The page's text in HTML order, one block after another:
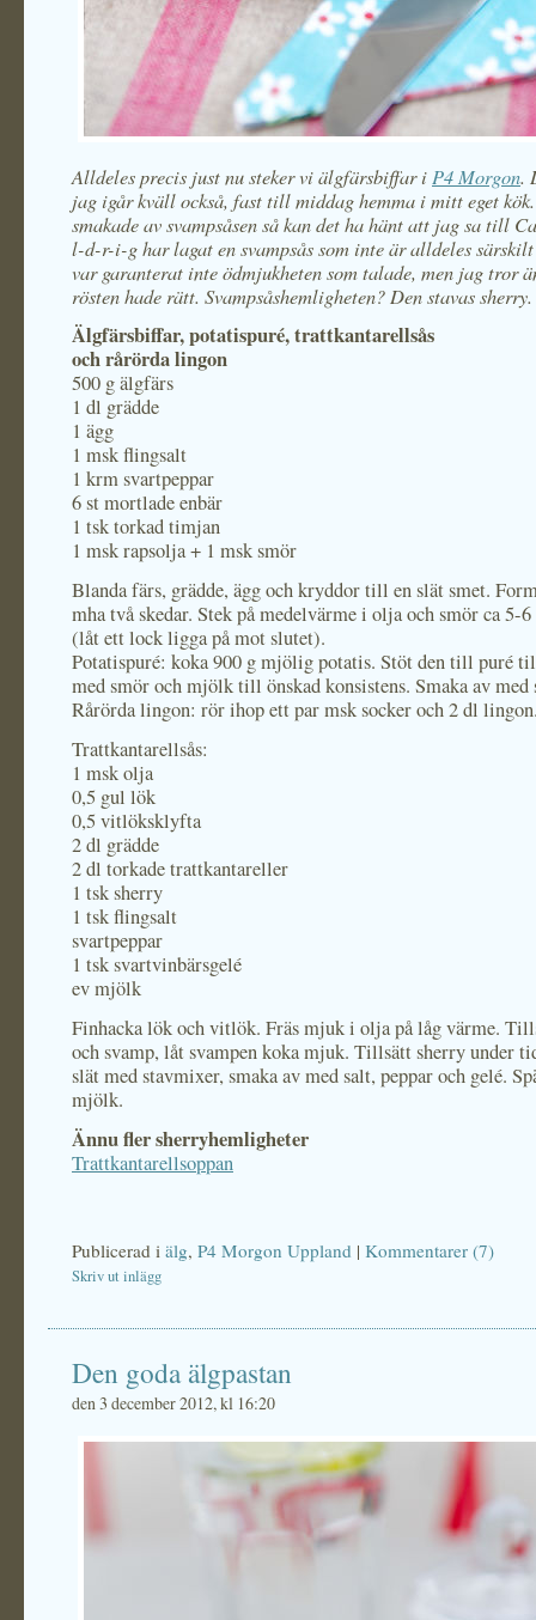
Alldeles precis just nu steker vi älgfärsbiffar i P4 Morgon.
jag igår kväll också, fast till middag hemma i mitt eget
smakade av svampsåsen så kan det ha hänt att jag sa till
l-d-r-i-g har lagat en svampsås som inte är alldeles
var garanterat inte ödmjukheten som talade, men jag tror
rösten hade rätt. Svampsåshemligheten? Den stavas sherry.
Älgfärsbiffar, potatispuré, trattkantarellsås
och rårörda lingon
500 g älgfärs
1 dl grädde
1 ägg
1 msk flingsalt
1 krm svartpeppar
6 st mortlade enbär
1 tsk torkad timjan
1 msk rapsolja + 1 msk smör
Blanda färs, grädde, ägg och kryddor till en slät smet.
mha två skedar. Stek på medelvärme i olja och smör ca 5-
(låt ett lock ligga på mot slutet).
Potatispuré: koka 900 g mjölig potatis. Stöt den till puré
med smör och mjölk till önskad konsistens. Smaka av med
Rårörda lingon: rör ihop ett par msk socker och 2 dl
Trattkantarellsås:
1 msk olja
0,5 gul lök
0,5 vitlöksklyfta
2 dl grädde
2 dl torkade trattkantareller
1 tsk sherry
1 tsk flingsalt
svartpeppar
1 tsk svartvinbärsgelé
ev mjölk
Finhacka lök och vitlök. Fräs mjuk i olja på låg värme.
och svamp, låt svampen koka mjuk. Tillsätt sherry under
slät med stavmixer, smaka av med salt, peppar och gelé.
mjölk.
Ännu fler sherryhemligheter
Trattkantarellsoppan
Publicerad i älg, P4 Morgon Uppland | Kommentarer (7)
Skriv ut inlägg
Den goda älgpastan
den 3 december 2012, kl 16:20